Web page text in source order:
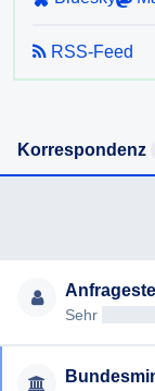
RSS-Feed
Korrespondenz
Sehr